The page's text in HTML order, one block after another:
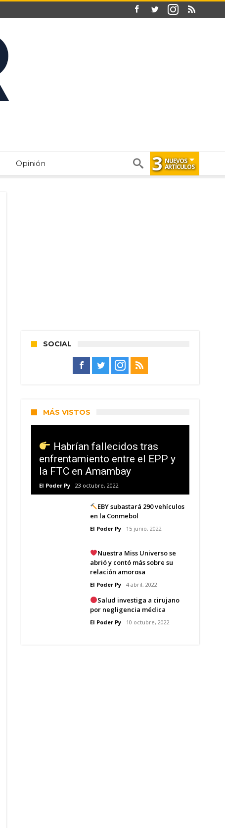
Opinión 3 NUEVOS
ARTÍCULOS
SOCIAL
MÁS VISTOS
Habrían fallecidos tras
enfrentamiento entre el EPP y
la FTC en Amambay
El Poder Py 23 octubre, 2022
EBY subastará 290 vehículos
en la Conmebol
El Poder Py 15 junio, 2022
Nuestra Miss Universo se
abrió y contó más sobre su
relación amorosa
El Poder Py 4 abril, 2022
Salud investiga a cirujano
por negligencia médica
El Poder Py 10 octubre, 2022